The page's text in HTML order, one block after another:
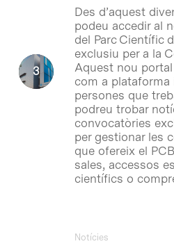
Des d’aquest
podeu accedir al
del Parc Científic
exclusiu per a la
Aquest nou
com a plataforma
persones que
podreu trobar
convocatòries
per gestionar les
que ofereix el
sales, accessos
científics o
Notícies